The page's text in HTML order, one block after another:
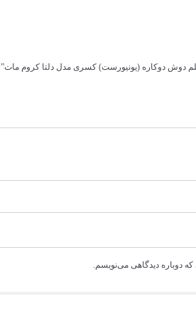
دوش دوکاره (یونیورست) کسری مدل دلتا کروم مات”
که دوباره دیدگاهی می‌نویسم.